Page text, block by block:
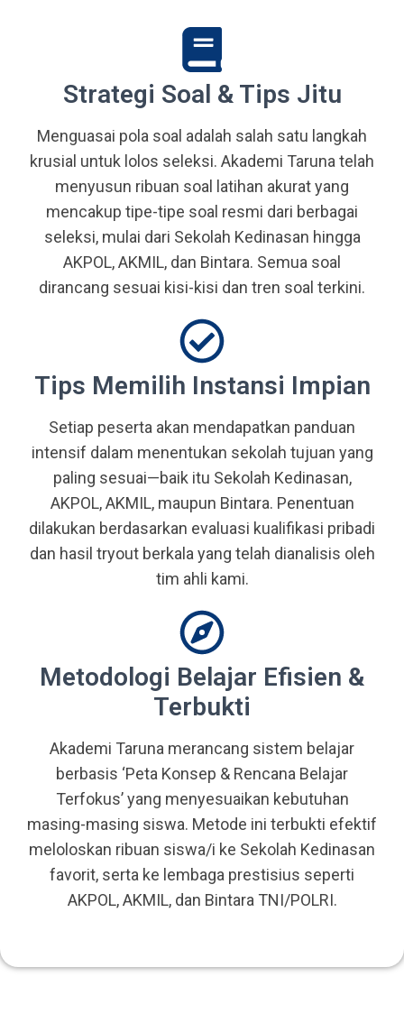
mewujudkan impian menjadi Taruna,
Abdi Negara, serta prajurit terbaik
bangsa.
Strategi Soal & Tips Jitu
Menguasai pola soal adalah salah satu langkah
krusial untuk lolos seleksi. Akademi Taruna telah
menyusun ribuan soal latihan akurat yang
mencakup tipe-tipe soal resmi dari berbagai
seleksi, mulai dari Sekolah Kedinasan hingga
AKPOL, AKMIL, dan Bintara. Semua soal
dirancang sesuai kisi-kisi dan tren soal terkini.
Tips Memilih Instansi Impian
Setiap peserta akan mendapatkan panduan
intensif dalam menentukan sekolah tujuan yang
paling sesuai—baik itu Sekolah Kedinasan,
AKPOL, AKMIL, maupun Bintara. Penentuan
dilakukan berdasarkan evaluasi kualifikasi pribadi
dan hasil tryout berkala yang telah dianalisis oleh
tim ahli kami.
Metodologi Belajar Efisien &
Terbukti
Akademi Taruna merancang sistem belajar
berbasis ‘Peta Konsep & Rencana Belajar
Terfokus’ yang menyesuaikan kebutuhan
masing-masing siswa. Metode ini terbukti efektif
meloloskan ribuan siswa/i ke Sekolah Kedinasan
favorit, serta ke lembaga prestisius seperti
AKPOL, AKMIL, dan Bintara TNI/POLRI.